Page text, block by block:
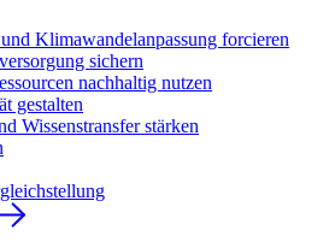
Klimawandelanpassung forcieren
sichern
nachhaltig nutzen
gestalten
Wissenstransfer stärken